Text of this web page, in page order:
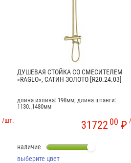
/шт.
ДУШЕВАЯ СТОЙКА СО СМЕСИТЕЛЕМ
«RAGLO», САТИН ЗОЛОТО [R20.24.03]
длина излива: 198мм; длина штанги:
1130..1480мм
31722 00 ₽
наличие
выберите цвет